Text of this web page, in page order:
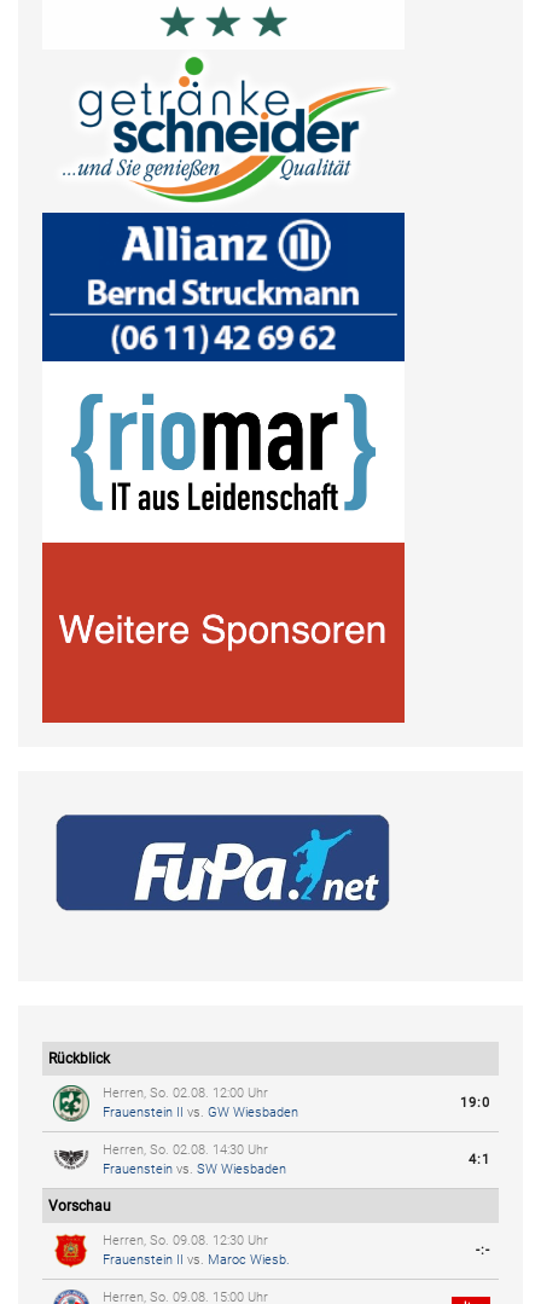
Rückblick
Herren, So. 02.08. 12:00 Uhr
Frauenstein II
vs. GW Wiesbaden
19:0
Herren, So. 02.08. 14:30 Uhr
Frauenstein vs. SW Wiesbaden
4:1
Vorschau
Herren, So. 09.08. 12:30 Uhr
Frauenstein II
vs. Maroc Wiesb.
-:-
Herren, So. 09.08. 15:00 Uhr